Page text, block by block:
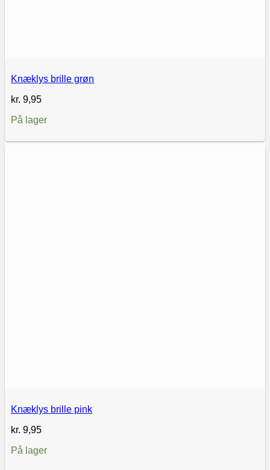
Knæklys brille grøn
kr. 9,95
På lager
Knæklys brille pink
kr. 9,95
På lager